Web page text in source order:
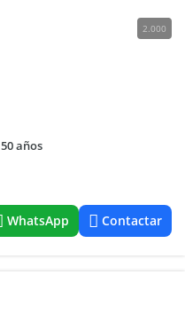
2.000
50 años
WhatsApp Contactar